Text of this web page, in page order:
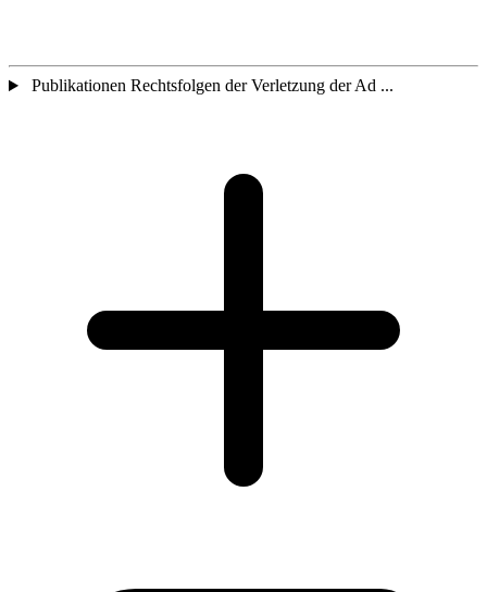
Publikationen Rechtsfolgen der Verletzung der Ad ...